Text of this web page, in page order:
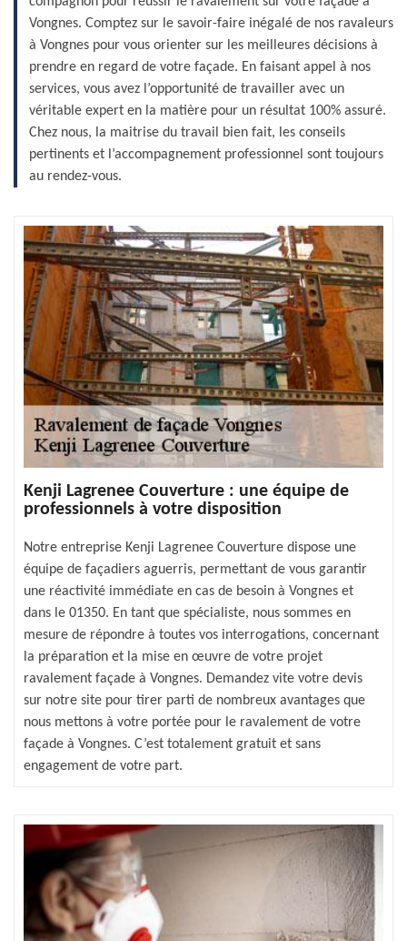
Vongnes. Comptez sur le savoir-faire inégalé de nos ravaleurs
à Vongnes pour vous orienter sur les meilleures décisions à
prendre en regard de votre façade. En faisant appel à nos
services, vous avez l’opportunité de travailler avec un
véritable expert en la matière pour un résultat 100% assuré.
Chez nous, la maitrise du travail bien fait, les conseils
pertinents et l’accompagnement professionnel sont toujours
au rendez-vous.
Kenji Lagrenee Couverture : une équipe de
professionnels à votre disposition
Notre entreprise Kenji Lagrenee Couverture dispose une
équipe de façadiers aguerris, permettant de vous garantir
une réactivité immédiate en cas de besoin à Vongnes et
dans le 01350. En tant que spécialiste, nous sommes en
mesure de répondre à toutes vos interrogations, concernant
la préparation et la mise en œuvre de votre projet
ravalement façade à Vongnes. Demandez vite votre devis
sur notre site pour tirer parti de nombreux avantages que
nous mettons à votre portée pour le ravalement de votre
façade à Vongnes. C’est totalement gratuit et sans
engagement de votre part.